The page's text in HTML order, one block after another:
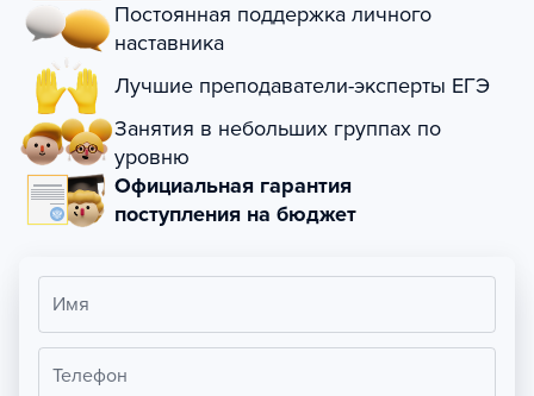
Постоянная поддержка личного
наставника
Лучшие преподаватели-эксперты ЕГЭ
Занятия в небольших группах по
уровню
Официальная гарантия
поступления на бюджет
Имя
Телефон